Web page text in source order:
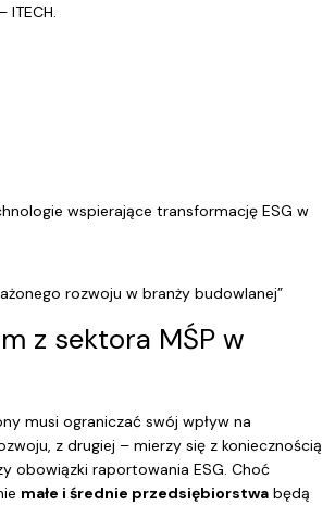
wspierające transformację ESG w
rozwoju w branży budowlanej”
z sektora MŚP w
musi ograniczać swój wpływ na
z drugiej – mierzy się z koniecznością
obowiązki raportowania ESG. Choć
małe i średnie przedsiębiorstwa będą